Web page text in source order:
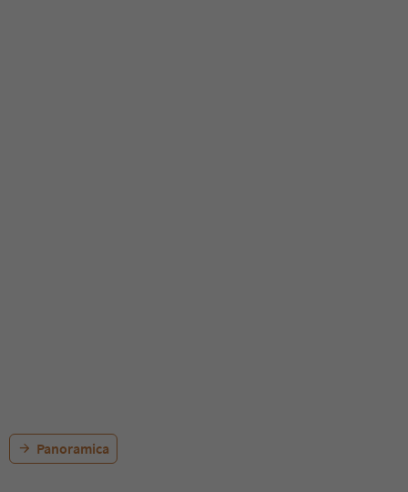
Panoramica